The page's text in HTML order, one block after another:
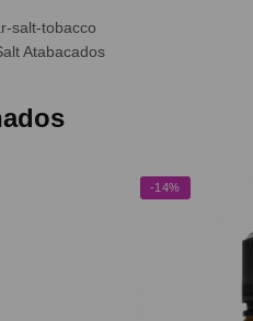
salt-tobacco
Atabacados
-14%